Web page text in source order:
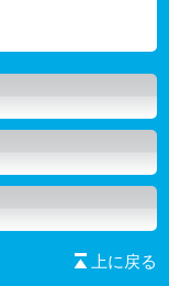
上に戻る